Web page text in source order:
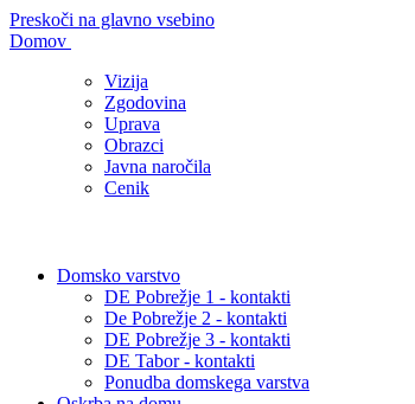
Preskoči na glavno vsebino
Domov
Vizija
Zgodovina
Uprava
Obrazci
Javna naročila
Cenik
Domsko varstvo
DE Pobrežje 1 - kontakti
De Pobrežje 2 - kontakti
DE Pobrežje 3 - kontakti
DE Tabor - kontakti
Ponudba domskega varstva